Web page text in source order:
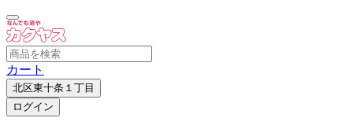
カート
北区東十条１丁目
ログイン